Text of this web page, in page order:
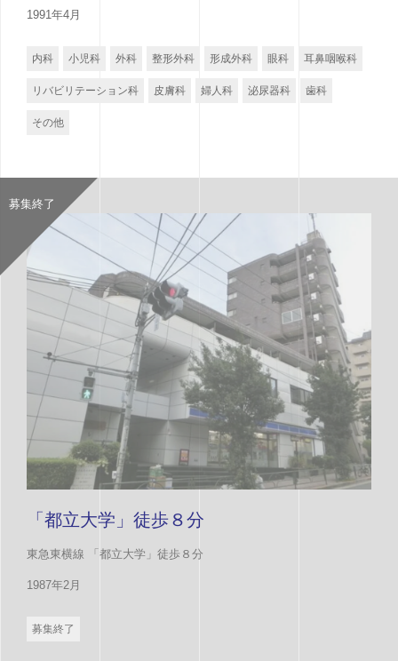
1991年4月
内科 小児科 外科 整形外科 形成外科 眼科 耳鼻咽喉科
リバビリテーション科 皮膚科 婦人科 泌尿器科 歯科
その他
「都立大学」徒歩８分
東急東横線 「都立大学」徒歩８分
1987年2月
募集終了
募集終了